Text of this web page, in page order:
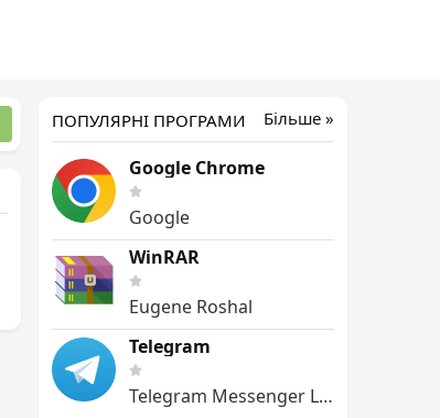
Більше »
ПОПУЛЯРНІ ПРОГРАМИ
Google Chrome
Google
WinRAR
Eugene Roshal
Telegram
Telegram Messenger LLP